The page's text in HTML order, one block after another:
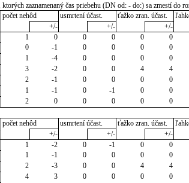
zaznamenaný čas priebehu (DN od: - do:) sa zmestí do
počet nehôd usmrtení účast. ťažko zran. účast.
+/-
+/- +/-
1 0 0 0 0 0
0 -1 0 0 0 0
1 -4 0 0 0 0
3 -2 0 0 4 4
2 -1 0 0 0 0
1 -1 0 -1 0 0
2 0 0 0 0 0
počet nehôd usmrtení účast. ťažko zran. účast.
+/-
+/- +/-
1 -2 0 -1 0 0
1 -1 0 0 0 0
2 -3 0 0 4 4
4 3 0 0 0 0